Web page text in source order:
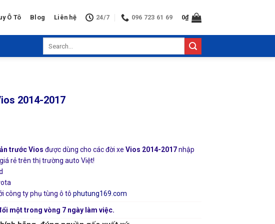
Ô Tô Blog Liên hệ 24/7 096 723 61 69 0₫
2014-2017
trước Vios được dùng cho các đời xe Vios 2014-2017nhập
rẻ trên thị trường auto Việt!
công ty phụ tùng ô tô phutung169.com
một trong vòng 7 ngày làm việc.